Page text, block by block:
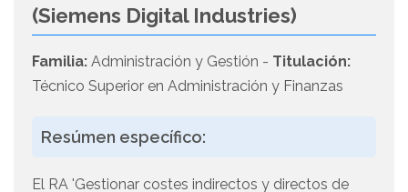
(Siemens Digital Industries)
Familia: Administración y Gestión - Titulación:
Técnico Superior en Administración y Finanzas
Resúmen específico:
El RA 'Gestionar costes indirectos y directos de